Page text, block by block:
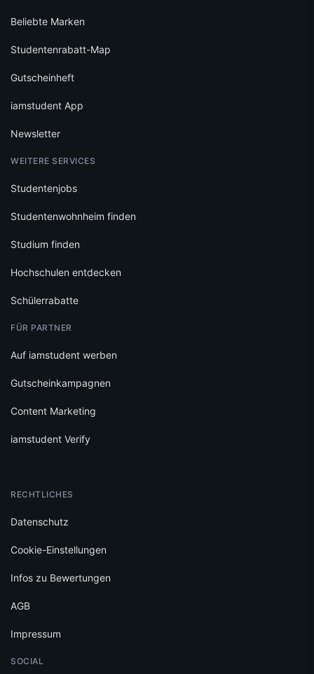
Beliebte Marken
Studentenrabatt-Map
Gutscheinheft
iamstudent App
Newsletter
WEITERE SERVICES
Studentenjobs
Studentenwohnheim finden
Studium finden
Hochschulen entdecken
Schülerrabatte
FÜR PARTNER
Auf iamstudent werben
Gutscheinkampagnen
Content Marketing
iamstudent Verify
RECHTLICHES
Datenschutz
Cookie-Einstellungen
Infos zu Bewertungen
AGB
Impressum
SOCIAL